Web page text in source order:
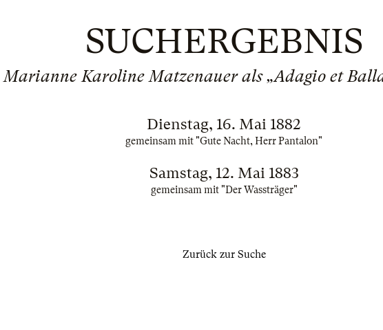
SUCHERGEBNIS
Karoline Matzenauer als „Adagio et
Dienstag, 16. Mai 1882
gemeinsam mit "Gute Nacht, Herr Pantalon"
Samstag, 12. Mai 1883
gemeinsam mit "Der Wassträger"
Zurück zur Suche